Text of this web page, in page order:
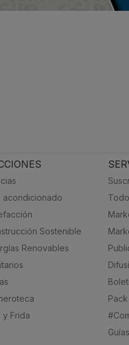
acondicionado
Sostenible
Renovables
y Frida